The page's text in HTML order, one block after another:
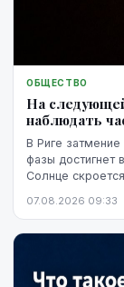
ОБЩЕСТВО
На
наблюдать
В Риге затмение
фазы достигнет
Солнце
07.08.2026 09:33